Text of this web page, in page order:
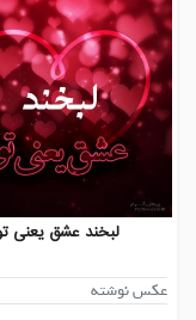
لبخند عشق یعنی
عکس نوشته